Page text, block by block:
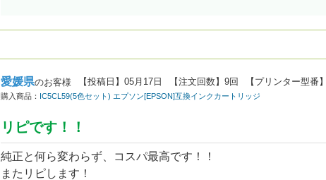
愛媛県のお客様 【投稿日】 05月17日 【注文回数】 9回 【プリンター型番】
購入商品： IC5CL59(5色セット) エプソン[EPSON]互換インクカートリッジ
リピです！！
純正と何ら変わらず、コスパ最高です！！
またリピします！